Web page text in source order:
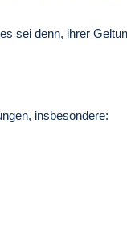
sei denn, ihrer
insbesondere: